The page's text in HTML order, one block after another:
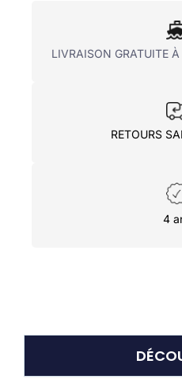
LIVRAISON GRATUITE
RETOURS
4